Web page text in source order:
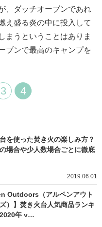
、ダッチオーブンであれ
え盛る炎の中に投入して
まうということはありま
ブンで最高のキャンプを
3 4
を使った焚き火の楽しみ方？
場合や少人数場合ごとに徹底
2019.06.01
Outdoors（アルペンアウト
）】焚き火台人気商品ランキ
年 v…